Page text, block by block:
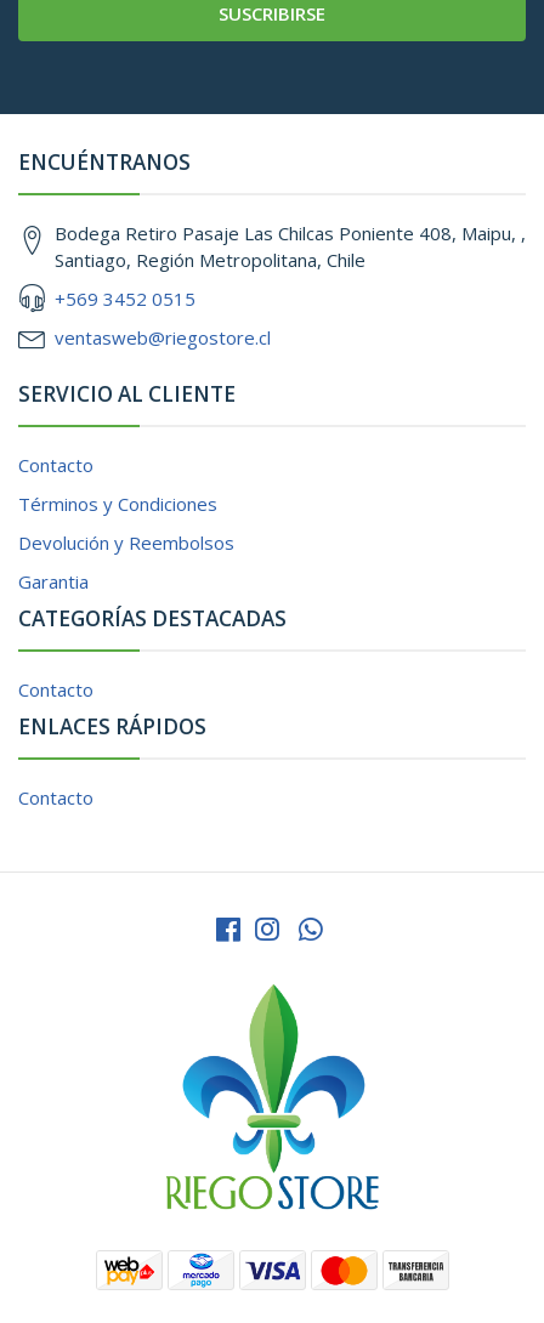
SUSCRIBIRSE
ENCUÉNTRANOS
Bodega Retiro Pasaje Las Chilcas Poniente 408, Maipu, ,
Santiago, Región Metropolitana, Chile
+569 3452 0515
ventasweb@riegostore.cl
SERVICIO AL CLIENTE
Contacto
Términos y Condiciones
Devolución y Reembolsos
Garantia
CATEGORÍAS DESTACADAS
Contacto
ENLACES RÁPIDOS
Contacto